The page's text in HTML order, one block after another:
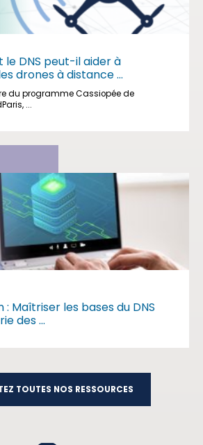
le DNS peut-il aider à
drones à distance ...
du programme Cassiopée de
...
: Maîtriser les bases du DNS
des ...
TOUTES NOS RESSOURCES